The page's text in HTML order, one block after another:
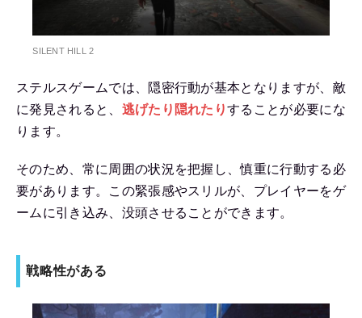
SILENT HILL 2
ステルスゲームでは、隠密行動が基本となりますが、敵
に発見されると、 逃げたり隠れたりすることが必要にな
ります。
そのため、常に周囲の状況を把握し、慎重に行動する必
要があります。この緊張感やスリルが、プレイヤーをゲ
ームに引き込み、没頭させることができます。
戦略性がある